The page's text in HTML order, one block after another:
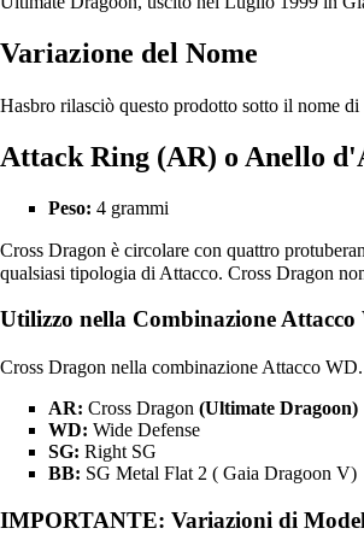
Variazione del Nome
Hasbro rilasciò questo prodotto sotto il nome
Attack Ring (AR) o Anello
Peso: 4 grammi
Cross Dragon è circolare con quattro
qualsiasi tipologia di Attacco. Cross Dragon
Utilizzo nella CombinazioneAttacco
Cross Dragon nella combinazione Attacco WD
AR: Cross Dragon (Ultimate Dragoon)
WD: Wide Defense
SG: Right SG
BB: SG Metal Flat 2 ( Gaia Dragoon V)
IMPORTANTE: Variazioni di